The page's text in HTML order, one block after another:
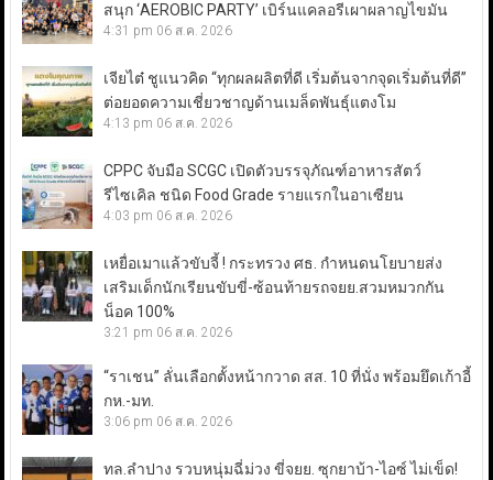
สนุก ‘AEROBIC PARTY’ เบิร์นแคลอรีเผาผลาญไขมัน
4:31 pm 06 ส.ค. 2026
เจียไต๋ ชูแนวคิด “ทุกผลผลิตที่ดี เริ่มต้นจากจุดเริ่มต้นที่ดี”
ต่อยอดความเชี่ยวชาญด้านเมล็ดพันธุ์แตงโม
4:13 pm 06 ส.ค. 2026
CPPC จับมือ SCGC เปิดตัวบรรจุภัณฑ์อาหารสัตว์
รีไซเคิล ชนิด Food Grade รายแรกในอาเซียน
4:03 pm 06 ส.ค. 2026
เหยื่อเมาแล้วขับจี้ ! กระทรวง ศธ. กำหนดนโยบายส่ง
เสริมเด็กนักเรียนขับขี่-ซ้อนท้ายรถจยย.สวมหมวกกัน
น็อค 100%
3:21 pm 06 ส.ค. 2026
“ราเชน” ลั่นเลือกตั้งหน้ากวาด สส. 10 ที่นั่ง พร้อมยึดเก้าอี้
กห.-มท.
3:06 pm 06 ส.ค. 2026
ทล.ลำปาง รวบหนุ่มฉี่ม่วง ขี่จยย. ซุกยาบ้า-ไอซ์ ไม่เข็ด!